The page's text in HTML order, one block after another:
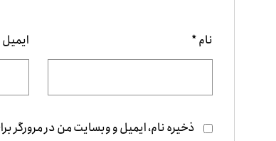
نام* ایمیل
ذخیره نام، ایمیل و وبسایت من در مرورگر